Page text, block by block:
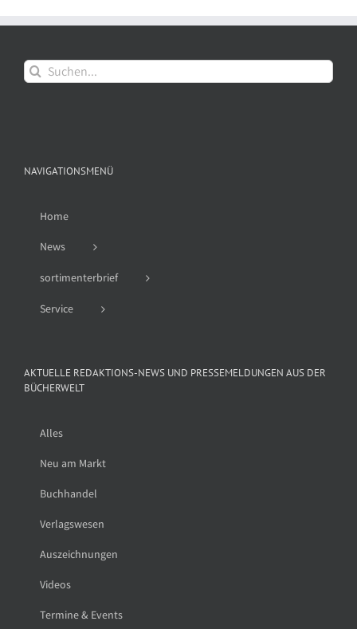
Suche
nach:
NAVIGATIONSMENÜ
Home
News
sortimenterbrief
Service
AKTUELLE REDAKTIONS-NEWS UND PRESSEMELDUNGEN AUS DER
BÜCHERWELT
Alles
Neu am Markt
Buchhandel
Verlagswesen
Auszeichnungen
Videos
Termine & Events